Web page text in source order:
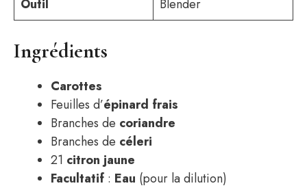
Outil
Blender
Ingrédients
Carottes
Feuilles d’épinard frais
Branches de coriandre
Branches de céleri
21​ citron jaune
Facultatif : Eau (pour la dilution)